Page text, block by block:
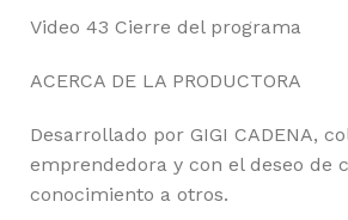
Video 43 Cierre del programa
ACERCA DE LA PRODUCTORA
Desarrollado por GIGI CADENA,
emprendedora y con el deseo de
conocimiento a otros.